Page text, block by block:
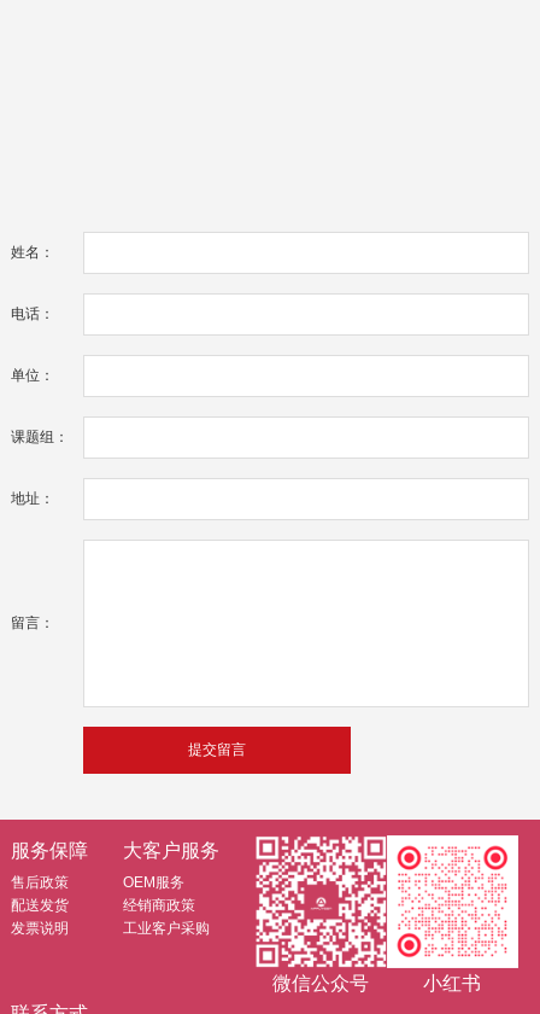
姓名：
电话：
单位：
课题组：
地址：
留言：
服务保障
售后政策
配送发货
发票说明
大客户服务
OEM服务
经销商政策
工业客户采购
微信公众号
小红书